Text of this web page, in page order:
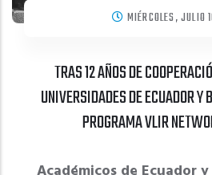
MIÉRCOLES,
TRAS 12 AÑOS DE
UNIVERSIDADES DE ECUADOR
PROGRAMA VLIR